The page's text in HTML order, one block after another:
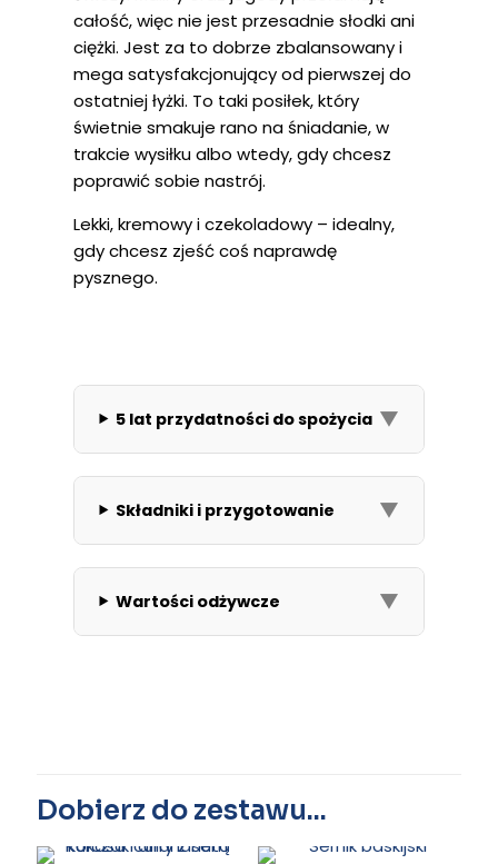
całość, więc nie jest przesadnie słodki ani
ciężki. Jest za to dobrze zbalansowany i
mega satysfakcjonujący od pierwszej do
ostatniej łyżki. To taki posiłek, który
świetnie smakuje rano na śniadanie, w
trakcie wysiłku albo wtedy, gdy chcesz
poprawić sobie nastrój.
Lekki, kremowy i czekoladowy – idealny,
gdy chcesz zjeść coś naprawdę
pysznego.
5 lat przydatności do spożycia ▼
Składniki i przygotowanie ▼
Wartości odżywcze ▼
Może spodoba się również…